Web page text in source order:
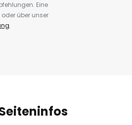
Eine
über unser
.